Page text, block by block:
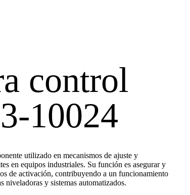
control
10024
utilizado en mecanismos de ajuste y
en equipos industriales. Su función es asegurar y
de activación, contribuyendo a un funcionamiento
niveladoras y sistemas automatizados.